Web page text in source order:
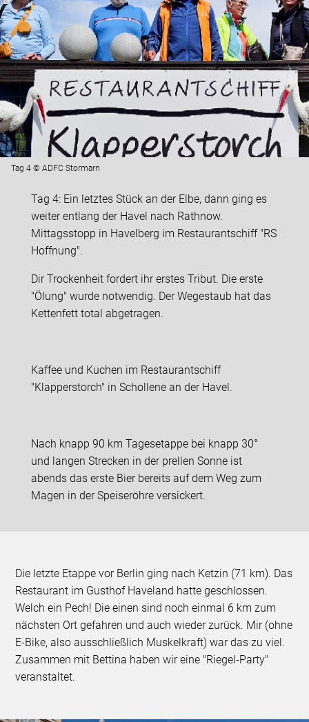
Tag 4 © ADFC Stormarn
Tag 4: Ein letztes Stück an der Elbe, dann ging es
weiter entlang der Havel nach Rathnow.
Mittagsstopp in Havelberg im Restaurantschiff "RS
Hoffnung".
Dir Trockenheit fordert ihr erstes Tribut. Die erste
"Ölung" wurde notwendig. Der Wegestaub hat das
Kettenfett total abgetragen.
Kaffee und Kuchen im Restaurantschiff
"Klapperstorch" in Schollene an der Havel.
Nach knapp 90 km Tagesetappe bei knapp 30°
und langen Strecken in der prellen Sonne ist
abends das erste Bier bereits auf dem Weg zum
Magen in der Speiseröhre versickert.
Die letzte Etappe vor Berlin ging nach Ketzin (71 km). Das
Restaurant im Gusthof Haveland hatte geschlossen.
Welch ein Pech! Die einen sind noch einmal 6 km zum
nächsten Ort gefahren und auch wieder zurück. Mir (ohne
E-Bike, also ausschließlich Muskelkraft) war das zu viel.
Zusammen mit Bettina haben wir eine "Riegel-Party"
veranstaltet.